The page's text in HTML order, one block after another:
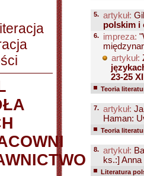
5. artykuł:
polskim i
6. impreza:
artykuł:
23-25
Teoria
7. artykuł:
Haman:
Teoria
8. artykuł:
ks.:]
Literatura